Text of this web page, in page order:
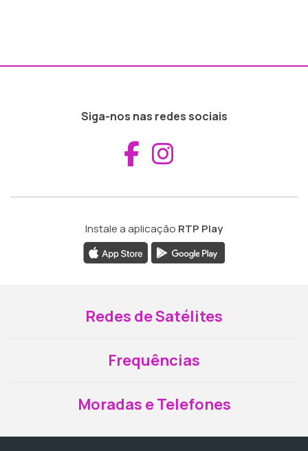
Siga-nos nas redes sociais
Aceder ao
Instale a aplicação RTP Play
Redes de Satélites
Frequências
Moradas e Telefones